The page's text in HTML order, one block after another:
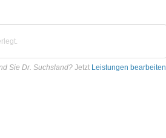
Sie Dr. Suchsland? Jetzt Leistungen bearbeiten